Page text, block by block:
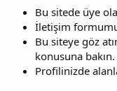
Bu sitede üye
İletişim
Bu siteye göz
konusuna bakın.
Profilinizde